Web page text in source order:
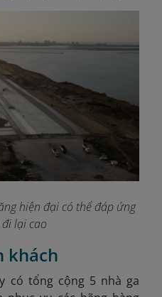
hiện đại có thể đáp ứng
lại cao
khách
có tổng cộng 5 nhà ga